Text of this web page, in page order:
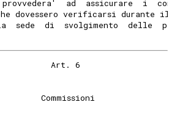
ad  assicurare  i
dovessero verificarsi durante
la  sede  di  svolgimento  delle
Art. 6
Commissioni